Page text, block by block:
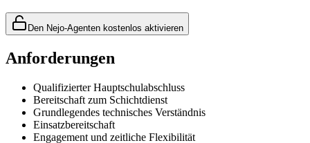
Den Nejo-Agenten kostenlos aktivieren
Anforderungen
Qualifizierter Hauptschulabschluss
Bereitschaft zum Schichtdienst
Grundlegendes technisches Verständnis
Einsatzbereitschaft
Engagement und zeitliche Flexibilität